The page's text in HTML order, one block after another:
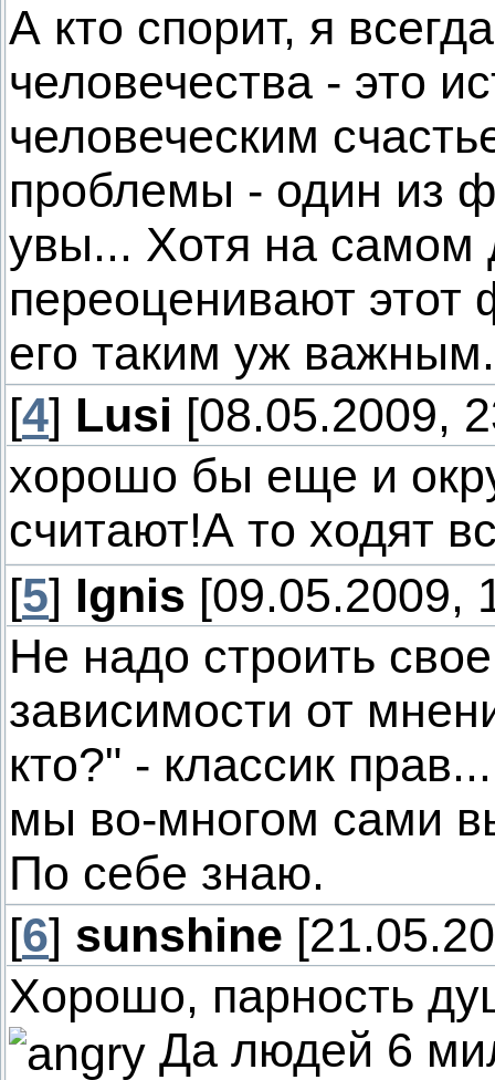
А кто спорит, я
человечества - это
человеческим
проблемы - один из
увы... Хотя на самом
переоценивают этот
его таким уж
[4] Lusi [08.05.2009,
хорошо бы еще и
считают!А то ходят
[5] Ignis [09.05.2009,
Не надо строить
зависимости от
кто?" - классик
мы во-многом сами
По себе знаю.
[6] sunshine
Хорошо, парность
Да людей 6